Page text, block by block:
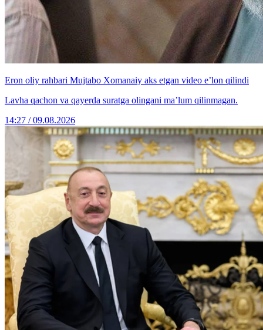
Eron oliy rahbari Mujtabo Xomanaiy aks etgan video e’lon qilindi
Lavha qachon va qayerda suratga olingani ma’lum qilinmagan.
14:27 / 09.08.2026